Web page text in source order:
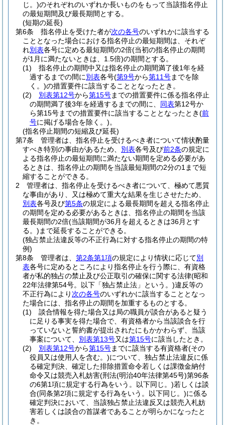
じ。)のそれぞれのいずれか長いものをもって当該指名停止
の最短期間及び最長期間とする。
(短期の延長)
第6条
指名停止を受けた者が次の各号のいずれかに該当する
こととなった場合における指名停止の最短期間は、それぞ
れ別表各号に定める最短期間の2倍(当初の指名停止の期間
が1月に満たないときは、1.5倍)の期間とする。
(1)
指名停止の期間中又は指名停止の期間満了後1年を経
過するまでの間に別表各号(第9号から第11号までを除
く。)の措置要件に該当することとなったとき。
(2)
別表第12号から第15号までの措置要件に係る指名停止
の期間満了後3年を経過するまでの間に、 同表第12号か
ら第15号までの措置要件に該当することとなったとき(前
号に掲げる場合を除く。)。
(指名停止期間の短縮及び延長)
第7条
管理者は、指名停止を受けるべき者について情状酌量
すべき特別の事由があるため、 別表各号及び前2条の規定に
よる指名停止の最短期間に満たない期間を定める必要があ
るときは、指名停止の期間を当該最短期間の2分の1まで短
縮することができる。
2
管理者は、指名停止を受けるべき者について、極めて悪質
な事由があり、又は極めて重大な結果を生じさせたため、
別表各号及び第5条の規定による最長期間を超える指名停止
の期間を定める必要があるときは、指名停止の期間を当該
最長期間の2倍(当該期間が36月を超えるときは36月とす
る。) まで延長することができる。
(独占禁止法違反等の不正行為に対する指名停止の期間の特
例)
第8条
管理者は、 第2条第1項の規定により情状に応じて別
表各号に定めるところにより指名停止を行う際に、有資格
者が私的独占の禁止及び公正取引の確保に関する法律(昭和
22年法律第54号。以下「独占禁止法」という。)違反等の
不正行為により 次の各号のいずれかに該当することとなっ
た場合には、指名停止の期間を加重するものとする。
(1)
談合情報を得た場合又は局の職員が談合があると疑う
に足りる事実を得た場合で、有資格者から当該談合を行
っていないと誓約書が提出されたにもかかわらず、当該
事案について、 別表第13号又は第15号に該当したとき。
(2)
別表第12号から第15号までに該当する有資格者(その
役員又は使用人を含む。)について、独占禁止法違反に係
る確定判決、確定した排除措置命令若しくは課徴金納付
命令又は競売入札妨害(刑法(明治40年法律第45号)第96条
の6第1項に規定する行為をいう。以下同じ。)若しくは談
合(同条第2項に規定する行為をいう。以下同じ。)に係る
確定判決において、当該独占禁止法違反又は競売入札妨
害若しくは談合の首謀者であることが明らかになったと
き。